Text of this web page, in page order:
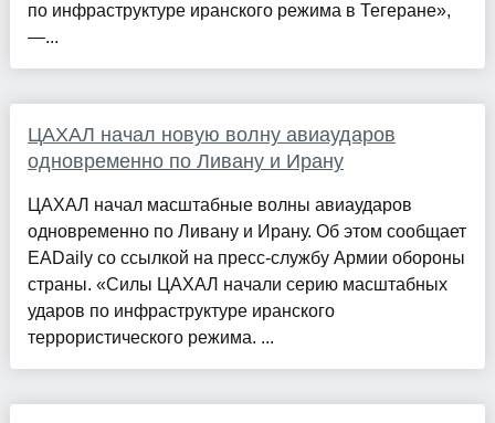
по инфраструктуре иранского режима в Тегеране»,
—...
ЦАХАЛ начал новую волну авиаударов
одновременно по Ливану и Ирану
ЦАХАЛ начал масштабные волны авиаударов
одновременно по Ливану и Ирану. Об этом сообщает
EADaily со ссылкой на пресс-службу Армии обороны
страны. «Силы ЦАХАЛ начали серию масштабных
ударов по инфраструктуре иранского
террористического режима. ...